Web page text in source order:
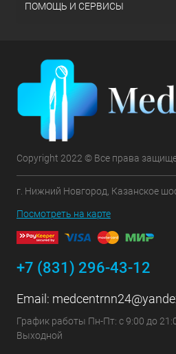
ПОМОЩЬ И СЕРВИСЫ
Copyright 2022 © Все права
г. Нижний Новгород, Казанское
Посмотреть на карте
+7 (831) 296-43-12
Email:
График работы Пн-Пт: с 9:00 до
Выходной